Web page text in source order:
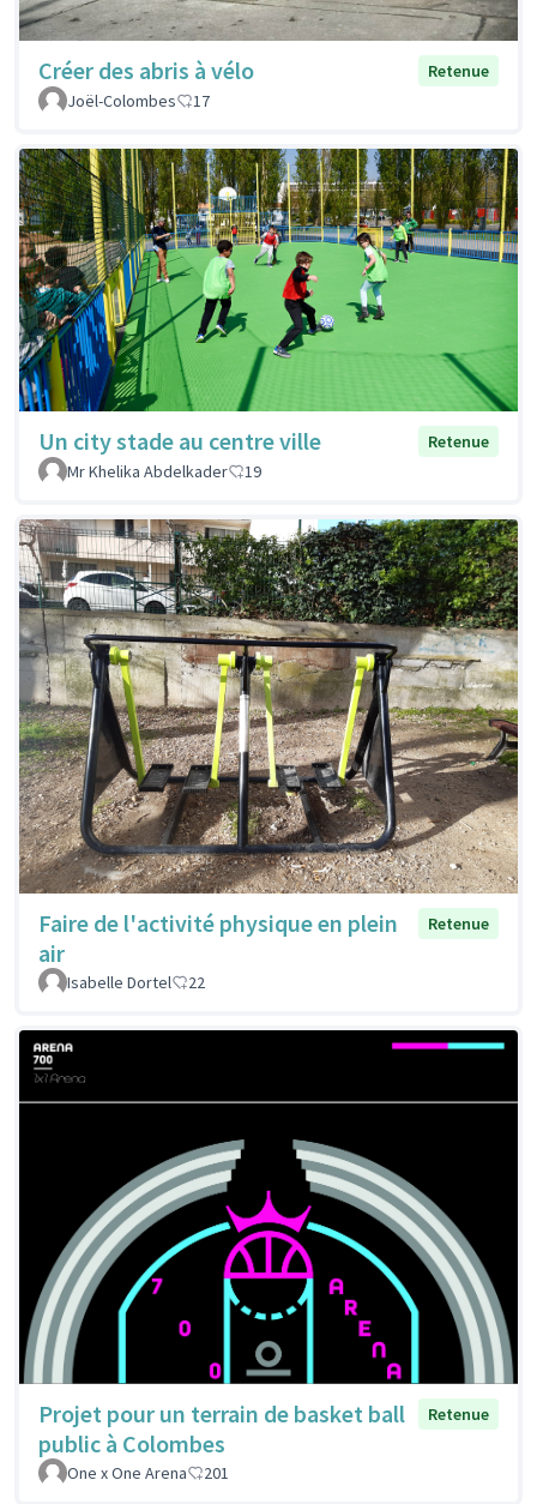
Créer des abris à vélo
Retenue
Joël-Colombes
17
Un city stade au centre ville
Retenue
Mr Khelika Abdelkader
19
Faire de l'activité physique en plein
air
Retenue
Isabelle Dortel 22
Projet pour un terrain de basket ball
public à Colombes
Retenue
One x One Arena 201